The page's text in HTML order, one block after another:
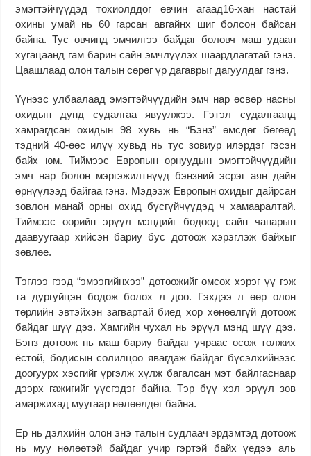
эмэгтэйчүүдэд тохиолддог өвчин агаад16-хан настай
охины умай нь 60 гарсан авгайнх шиг болсон байсан
байна. Тус өвчинд эмчилгээ байдаг боловч маш удаан
хугацаанд гам барин сайн эмчлүүлэх шаардлагатай гэнэ.
Цаашлаад олон талын сөрөг үр дагаврыг дагуулдаг гэнэ.
Үүнээс улбаалаад эмэгтэйчүүдийн эмч нар өсвөр насны
охидын дунд судалгаа явуулжээ. Гэтэл судалгаанд
хамрагдсан охидын 98 хувь нь “Бэнз” өмсдөг бөгөөд
тэдний 40-өөс илүү хувьд нь тус зовиур илэрдэг гэсэн
байх юм. Тиймээс Европын орнуудын эмэгтэйчүүдийн
эмч нар болон мэргэжилтнүүд бэнзний эсрэг аян дайн
өрнүүлээд байгаа гэнэ. Мэдээж Европын охидыг дайрсан
зовлон манай орны охид бүсгүйчүүдэд ч хамааралтай.
Тиймээс өөрийн эрүүл мэндийг бодоод сайн чанарын
даавуугаар хийсэн бариу бус дотоож хэрэглэж байхыг
зөвлөе.
Тэглээ гээд “эмээгийнхээ” дотоожийг өмсөх хэрэг үү гэж
та дургуйцэн бодож болох л доо. Гэхдээ л өөр олон
төрлийн эвтэйхэн загвартай биед хор хөнөөлгүй дотоож
байдаг шүү дээ. Хамгийн чухал нь эрүүл мэнд шүү дээ.
Бэнз дотоож нь маш бариу байдаг учраас өсөж төлжих
ёстой, бодисын солилцоо явагдаж байдаг бүсэлхийнээс
доогуурх хэсгийг үргэлж хүлж багалсан мэт байлгаснаар
дээрх гажигийг үүсгэдэг байна. Тэр бүү хэл эрүүл зөв
амаржихад муугаар нөлөөлдөг байна.
Ер нь дэлхийн олон энэ талын судлаач эрдэмтэд дотоож
нь муу нөлөөтэй байдаг учир гэртэй байх үедээ аль